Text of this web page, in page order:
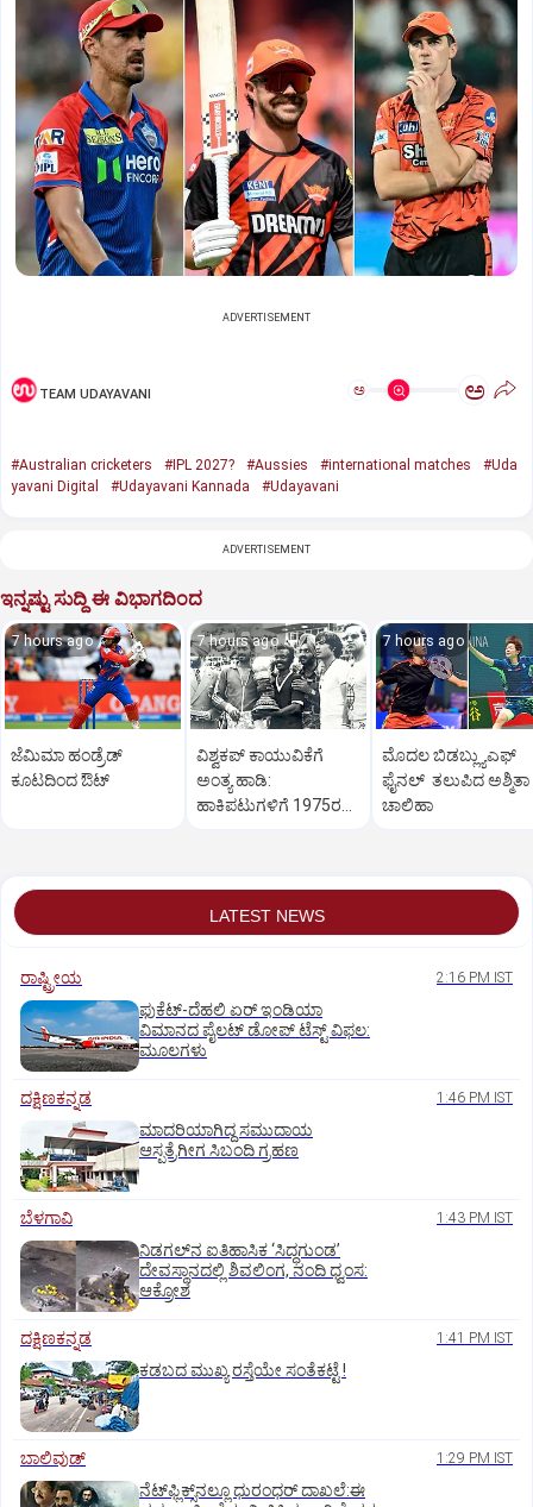
ADVERTISEMENT
TEAM UDAYAVANI ಅ ಅ
#Australian cricketers #IPL 2027? #Aussies #international matches
#Uda
yavani Digital
#Udayavani Kannada #Udayavani
ADVERTISEMENT
ಇನ್ನಷ್ಟು ಸುದ್ದಿ ಈ ವಿಭಾಗದಿಂದ
7 hours ago
ಜೆಮಿಮಾ ಹಂಡ್ರೆಡ್‌
ಕೂಟದಿಂದ ಔಟ್‌
7 hours ago
ವಿಶ್ವಕಪ್‌ ಕಾಯುವಿಕೆಗೆ
ಅಂತ್ಯ ಹಾಡಿ:
ಹಾಕಿಪಟುಗಳಿಗೆ 1975ರ
7 hours ago
ಮೊದಲ ಬಿಡಬ್ಲ್ಯುಎಫ್‌
ಫೈನಲ್‌ ತಲುಪಿದ ಅಶ್ಮಿತಾ
ಚಾಲಿಹಾ
LATEST NEWS
ರಾಷ್ಟ್ರೀಯ 2:16 PM IST
ಫುಕೆಟ್‌-ದೆಹಲಿ ಏರ್‌ ಇಂಡಿಯಾ
ವಿಮಾನದ ಪೈಲಟ್‌ ಡೋಪ್‌ ಟೆಸ್ಟ್‌ ವಿಫಲ:
ಮೂಲಗಳು
ದಕ್ಷಿಣಕನ್ನಡ 1:46 PM IST
ಮಾದರಿಯಾಗಿದ್ದ ಸಮುದಾಯ
ಆಸ್ಪತ್ರೆಗೀಗ ಸಿಬಂದಿ ಗ್ರಹಣ
ಬೆಳಗಾವಿ 1:43 PM IST
ನಿಡಗಲ್‌ನ ಐತಿಹಾಸಿಕ ‘ಸಿದ್ಧಗುಂಡ’
ದೇವಸ್ಥಾನದಲ್ಲಿ ಶಿವಲಿಂಗ, ನಂದಿ ಧ್ವಂಸ:
ಆಕ್ರೋಶ
ದಕ್ಷಿಣಕನ್ನಡ 1:41 PM IST
ಕಡಬದ ಮುಖ್ಯ ರಸ್ತೆಯೇ ಸಂತೆಕಟ್ಟೆ !
ಬಾಲಿವುಡ್‌ 1:29 PM IST
ನೆಟ್‌ಫ್ಲಿಕ್ಸ್‌ನಲ್ಲೂ ಧುರಂಧರ್‌ ದಾಖಲೆ:ಈ